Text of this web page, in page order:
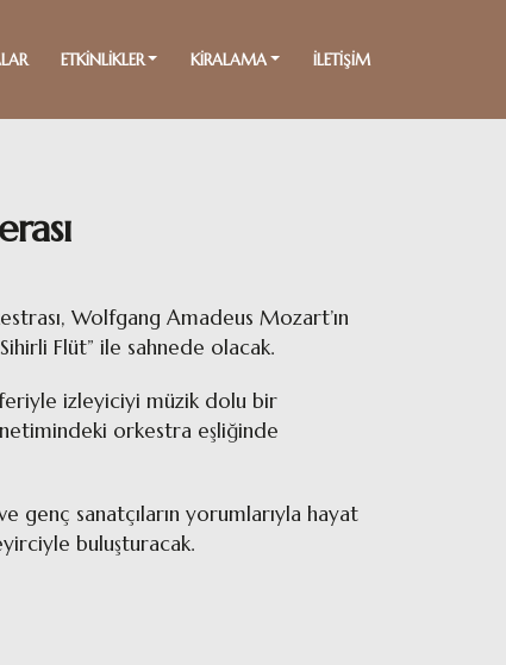
ETKİNLİKLER KİRALAMA İLETİŞİM
Wolfgang Amadeus Mozart’ın
Flüt” ile sahnede olacak.
izleyiciyi müzik dolu bir
orkestra eşliğinde
genç sanatçıların yorumlarıyla hayat
buluşturacak.